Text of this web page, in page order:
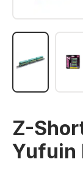
Z-
Yufuin